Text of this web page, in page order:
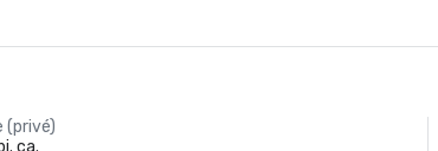
(privé)
ca.